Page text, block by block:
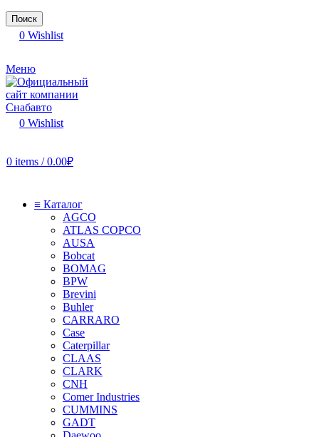
Поиск
0 Wishlist
Меню
0 Wishlist
0 items / 0.00₽
≡ Каталог
AGCO
ATLAS COPCO
AUSA
Bobcat
BOMAG
BPW
Brevini
Buhler
CARRARO
Case
Caterpillar
CLAAS
CLARK
CNH
Comer Industries
CUMMINS
GADT